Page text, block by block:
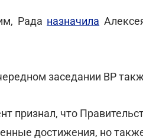
Рада назначила
заседании ВР
признал, что
достижения, но